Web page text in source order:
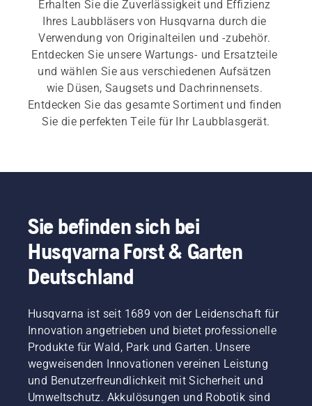
Erhalten Sie die Zuverlässigkeit und Effizienz
Ihres Laubbläsers von Husqvarna durch die
Verwendung von Originalteilen und -zubehör.
Entdecken Sie unsere Wartungs- und Ersatzteile
und wählen Sie aus verschiedenen Aufsätzen
wie Düsen, Saugsets und Dachrinnensets.
Entdecken Sie das gesamte Sortiment und finden
Sie die perfekten Teile für Ihr Laubblasgerät.
Sie befinden sich bei
Husqvarna Forst & Garten
Deutschland
Husqvarna ist seit 1689 von der Leidenschaft für
Innovation angetrieben und bietet professionelle
Produkte für Wald, Park und Garten. Unsere
wegweisenden Innovationen vereinen Leistung
und Benutzerfreundlichkeit mit Sicherheit und
Umweltschutz. Akkulösungen und Robotik sind